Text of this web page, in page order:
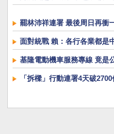
罷林沛祥連署 最後周日再衝
面對統戰 賴：各行各業都是
基隆電動機車服務專線 竟是
「拆樑」行動連署4天破2700